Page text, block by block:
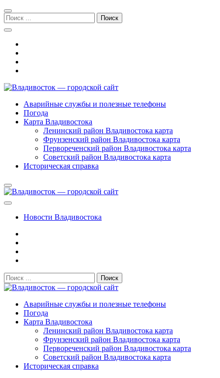
Перейти
к
навигации
Перейти
к
содержимому
Поиск:
Владивосток — городской сайт
Аварийные службы и полезные телефоны
Погода
Карта Владивостока
Ленинский район Владивостока карта
Фрунзенский район Владивостока карта
Первореченский район Владивостока карта
Советский район Владивостока карта
Историческая справка
Новости Владивостока
Поиск:
Владивосток — городской сайт
Аварийные службы и полезные телефоны
Погода
Карта Владивостока
Ленинский район Владивостока карта
Фрунзенский район Владивостока карта
Первореченский район Владивостока карта
Советский район Владивостока карта
Историческая справка